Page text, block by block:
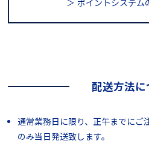
＞ ポイントシステム
配送方法に
通常業務日に限り、正午までにご
のみ当日発送致します。